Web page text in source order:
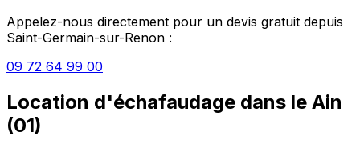
Appelez-nous directement pour un devis gratuit depuis
Saint-Germain-sur-Renon :
09 72 64 99 00
Location d'échafaudage dans le Ain
(01)